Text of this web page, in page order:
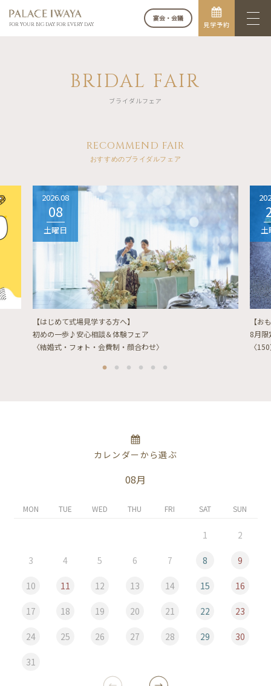
FOR YOUR BIG DAY. FOR EVERY DAY.
宴会・会議
見学予約
BRIDAL FAIR
ブライダルフェア
RECOMMEND FAIR
おすすめのブライダルフェア
2026.08
08
土曜日
【はじめて式場見学する方へ】
初めの一歩♪安心相談＆体験フェア
〈結婚式・フォト・会費制・顔合わせ〉
土
【お
8月限
〈
カレンダーから選ぶ
08月
MON TUE WED THU FRI SAT SUN
1 2
3 4 5 6 7 8 9
10 11 12 13 14 15 16
17 18 19 20 21 22 23
24 25 26 27 28 29 30
31